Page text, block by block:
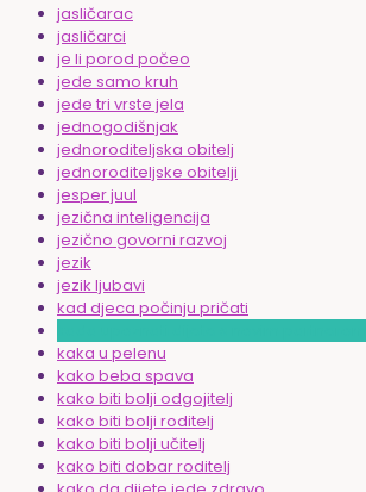
jasličarac
jasličarci
je li porod počeo
jede samo kruh
jede tri vrste jela
jednogodišnjak
jednoroditeljska obitelj
jednoroditeljske obitelji
jesper juul
jezična inteligencija
jezično govorni razvoj
jezik
jezik ljubavi
kad djeca počinju pričati
kaka u pelenu
kako beba spava
kako biti bolji odgojitelj
kako biti bolji roditelj
kako biti bolji učitelj
kako biti dobar roditelj